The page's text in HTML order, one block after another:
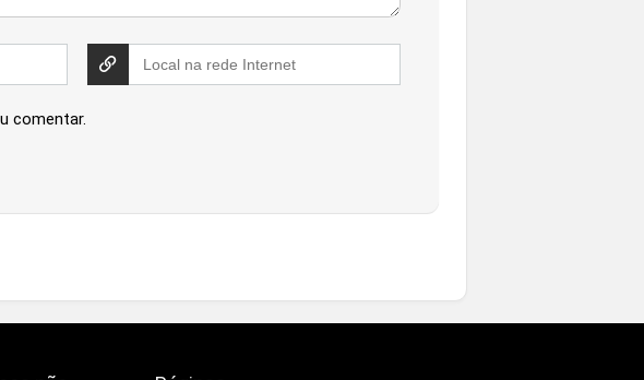
comentar.